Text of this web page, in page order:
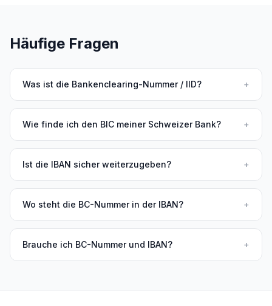
Häufige Fragen
Was ist die Bankenclearing-Nummer / IID? +
Wie finde ich den BIC meiner Schweizer Bank? +
Ist die IBAN sicher weiterzugeben? +
Wo steht die BC-Nummer in der IBAN? +
Brauche ich BC-Nummer und IBAN? +